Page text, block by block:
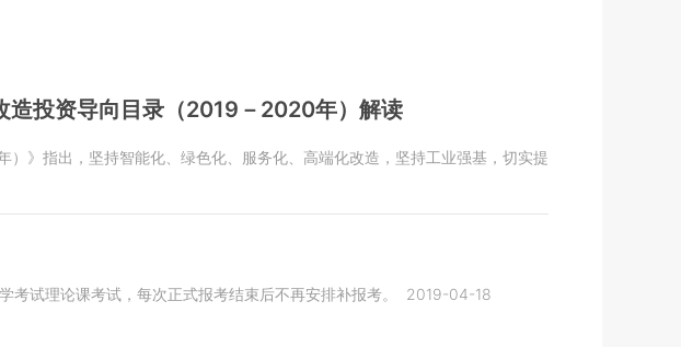
投资导向目录（2019－2020年）解读
》指出，坚持智能化、绿色化、服务化、高端化改造，坚持工业强基，切实提
试理论课考试，每次正式报考结束后不再安排补报考。
2019-04-18